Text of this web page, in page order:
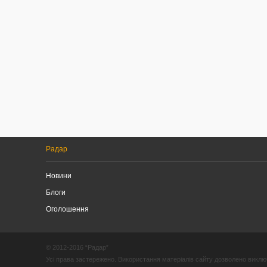
Радар
Новини
Блоги
Оголошення
© 2012-2016 “Радар”
Усі права застережено. Використання матеріалів сайту дозволено